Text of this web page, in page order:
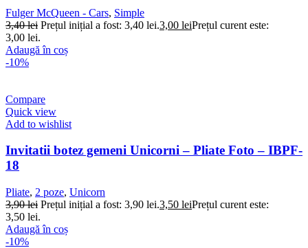
Fulger McQueen - Cars, Simple
3,40lei Prețul inițial a fost: 3,40 lei.3,00 leiPrețul curent este:
3,00 lei.
Adaugă în coș
-10%
Compare
Quick view
Add to wishlist
Invitatii botez gemeni Unicorni – Pliate Foto – IBPF-
18
Pliate, 2 poze, Unicorn
3,90lei Prețul inițial a fost: 3,90 lei.3,50 leiPrețul curent este:
3,50 lei.
Adaugă în coș
-10%